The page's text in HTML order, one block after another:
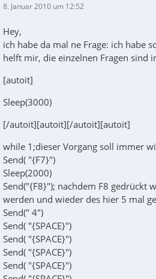
8. Januar 2010 um 12:52
Hey,
ich habe da mal ne Frage: ich habe
helft mir, die einzelnen Fragen sind
[autoit]
Sleep(3000)
[/autoit][autoit][/autoit][autoit]
while 1;dieser Vorgang soll immer
Send( "{F7}")
Sleep(2000)
Send("{F8}"); nachdem F8 gedrückt
werden und wieder des hier 5 mal
Send(" 4")
Send( "{SPACE}")
Send( "{SPACE}")
Send( "{SPACE}")
Send( "{SPACE}")